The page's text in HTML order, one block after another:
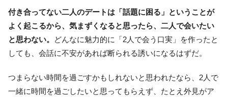
付き合ってない二人のデートは「話題に困る」ということが
よく起こるから、気まずくなると思ったら、二人で会いたい
と思わない。
どんなに魅力的に「2人で会う口実」を作ったと
しても、会話に不安があれば断られる誘いになるはずだ。
つまらない時間を過ごすかもしれないと思われたなら、2人で
一緒に時間を過ごしたいと思ってもらえず、たとえ外見がア